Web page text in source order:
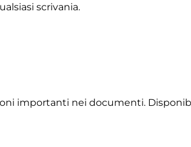
scrivania.
importanti nei documenti.